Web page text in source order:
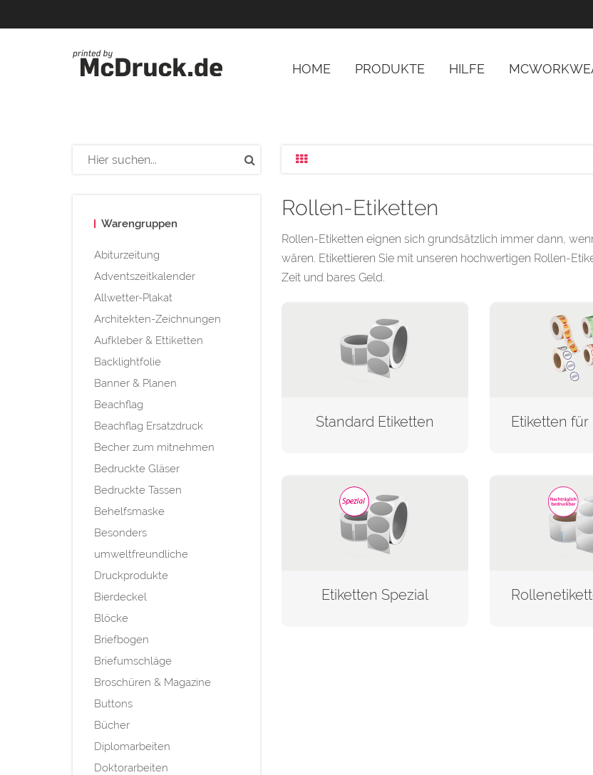
HOME PRODUKTE HILFE
Warengruppen
Abiturzeitung
Adventszeitkalender
Allwetter-Plakat
Architekten-Zeichnungen
Aufkleber & Ettiketten
Backlightfolie
Banner & Planen
Beachflag
Beachflag Ersatzdruck
Becher zum mitnehmen
Bedruckte Gläser
Bedruckte Tassen
Behelfsmaske
Besonders
umweltfreundliche
Druckprodukte
Bierdeckel
Blöcke
Briefbogen
Briefumschläge
Broschüren & Magazine
Buttons
Bücher
Diplomarbeiten
Doktorarbeiten
Rollen-Etiketten
Rollen-Etiketten eignen sich grundsätzlich immer dann,
wären. Etikettieren Sie mit unseren hochwertigen Rollen-
Zeit und bares Geld.
Standard Etiketten
Etiketten Spezial